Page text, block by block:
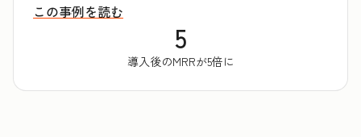
この事例を読む
5
導入後のMRRが5倍に